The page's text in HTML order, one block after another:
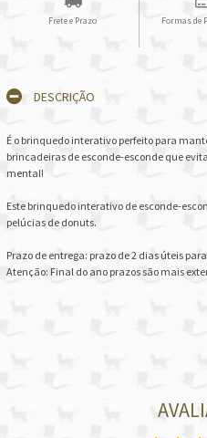
Frete e Prazo Formas de
DESCRIÇÃO
É o brinquedo interativo perfeito para
brincadeiras de esconde-esconde que
mental!
Este brinquedo interativo de esconde-
pelúcias de donuts.
Prazo de entrega: prazo de 2 dias úteis
Atenção: Final do ano prazos são mais